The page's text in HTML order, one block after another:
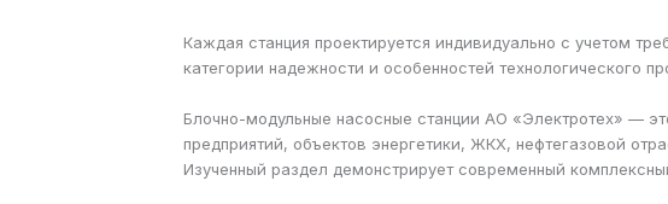
Каждая станция проектируется индивидуально с учетом
категории надежности и особенностей технологического
Блочно-модульные насосные станции АО «Электротех» —
предприятий, объектов энергетики, ЖКХ, нефтегазовой
Изученный раздел демонстрирует современный